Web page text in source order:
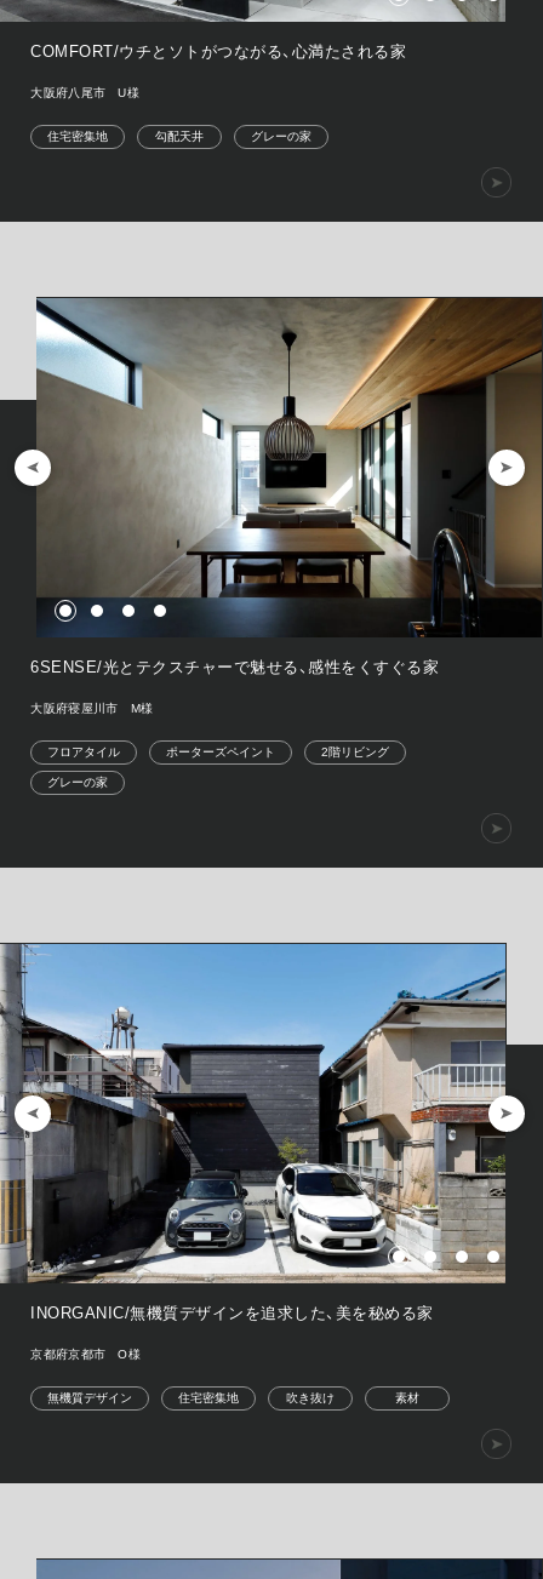
COMFORT/ウチとソトがつながる、心満たされる家
大阪府八尾市 U様
住宅密集地 勾配天井 グレーの家
6SENSE/光とテクスチャーで魅せる、感性をくすぐる家
大阪府寝屋川市 M様
フロアタイル ポーターズペイント 2階リビング
グレーの家
INORGANIC/無機質デザインを追求した、美を秘める家
京都府京都市 O様
無機質デザイン 住宅密集地 吹き抜け 素材